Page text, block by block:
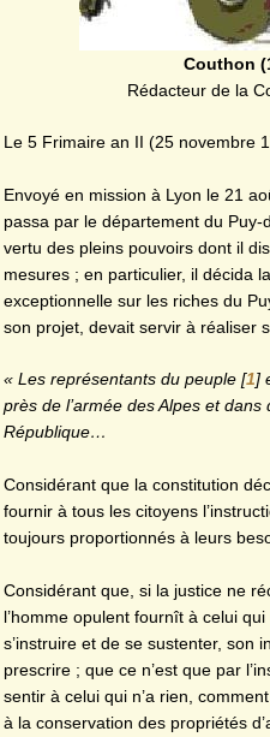
Couthon
Rédacteur de la
Le 5 Frimaire an II (25 novembre
Envoyé en mission à Lyon le 21
passa par le département du
vertu des pleins pouvoirs dont il
mesures ; en particulier, il décida
exceptionnelle sur les riches du
son projet, devait servir à réaliser
« Les représentants du peuple [1]
près de l’armée des Alpes et
République…
Considérant que la constitution
fournir à tous les citoyens
toujours proportionnés à leurs
Considérant que, si la justice ne
l’homme opulent fournît à celui
s’instruire et de se sustenter, son
prescrire ; que ce n’est que par
sentir à celui qui n’a rien,
à la conservation des propriétés